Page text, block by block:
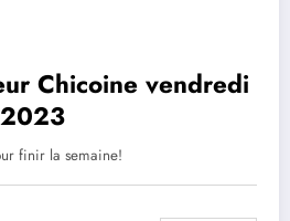
Chicoine vendredi
finir la semaine!